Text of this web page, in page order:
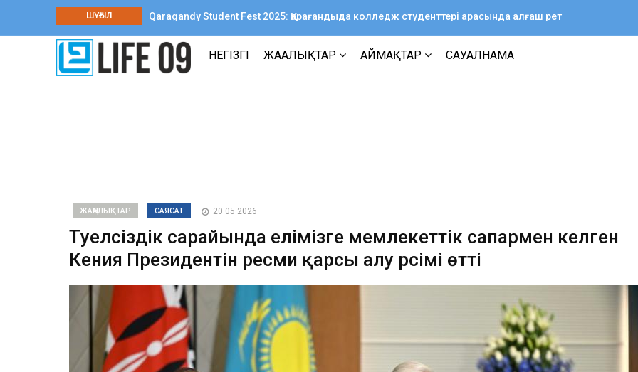
ШҰҒЫЛ
Qaragandy Student Fest 2025: Қарағандыда колледж студенттері арасында алғаш рет
шығармашылық фестиваль өтті
НЕГІЗГІ ЖАҢАЛЫҚТАР АЙМАҚТАР САУАЛНАМА
ЖАҢАЛЫҚТАР САЯСАТ 20 05 2026
Тәуелсіздік сарайында елімізге мемлекеттік сапармен келген
Кения Президентін ресми қарсы алу рәсімі өтті